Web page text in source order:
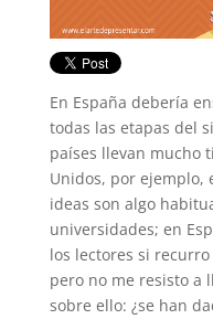
En España debería
todas las etapas del
países llevan mucho
Unidos, por ejemplo,
ideas son algo
universidades; en
los lectores si
pero no me resisto a
sobre ello: ¿se han